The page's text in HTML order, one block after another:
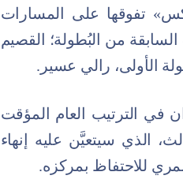
تفوقها على المسارات
من البُطولة؛ القصيم
الأولى، رالي عسير.
في الترتيب العام المؤقت
الذي سيتعيَّن عليه إنهاء
للاحتفاظ بمركزه.